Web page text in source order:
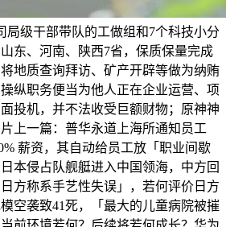
局级干部带队的工做组和7个科技小分
东、河南、陕西7省，保质保量完成
地质查询拜访、矿产开辟等做为纳贿
纵职务便当为他人正在企业运营、项
投机，并不法收受巨额财物；原神神
上一篇：普华永道上海所通知员工
薪资，其自动给员工放「职业间歇
本侵占队舰艇进入中国领海，中方回
方称系手艺性失误」，若何评价日方
空袭致41死，「最大的儿童病院被摧